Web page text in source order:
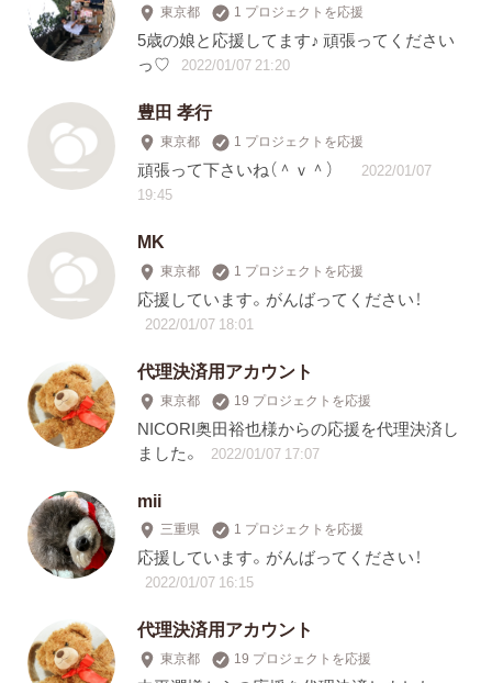
東京都 1 プロジェクトを応援
5歳の娘と応援してます♪ 頑張ってください
っ♡
2022/01/07 21:20
豊田 孝行
東京都 1 プロジェクトを応援
頑張って下さいね（＾ｖ＾）
2022/01/07
19:45
MK
東京都 1 プロジェクトを応援
応援しています。がんばってください！
2022/01/07 18:01
代理決済用アカウント
東京都 19 プロジェクトを応援
NICORI奥田裕也様からの応援を代理決済し
ました。
2022/01/07 17:07
mii
三重県 1 プロジェクトを応援
応援しています。がんばってください！
2022/01/07 16:15
代理決済用アカウント
東京都 19 プロジェクトを応援